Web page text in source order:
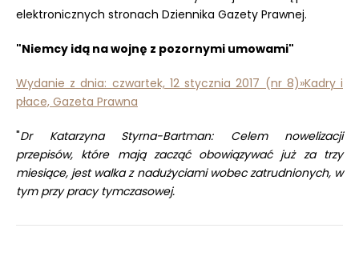
elektronicznych stronach Dziennika Gazety Prawnej.
"Niemcy idą na wojnę z pozornymi umowami"
Wydanie z dnia: czwartek, 12 stycznia 2017 (nr 8)»Kadry i
płace, Gazeta Prawna
"Dr Katarzyna Styrna-Bartman: Celem nowelizacji
przepisów, które mają zacząć obowiązywać już za trzy
miesiące, jest walka z nadużyciami wobec zatrudnionych, w
tym przy pracy tymczasowej.